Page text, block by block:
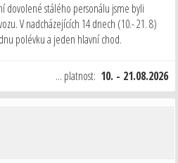
dovolené stálého personálu jsme byli
V nadcházejících 14 dnech (10.- 21. 8)
polévku a jeden hlavní chod.
... platnost: 10. - 21.08.2026